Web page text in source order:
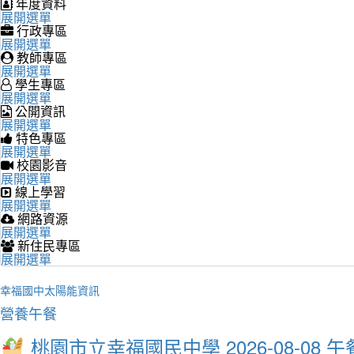
展開選單
行政專區
展開選單
教師專區
展開選單
學生專區
展開選單
公開資訊
展開選單
特色專區
展開選單
校園影音
展開選單
線上學習
展開選單
網路資源
展開選單
新住民專區
展開選單
幸福國中太陽能資訊
營養午餐
桃園市立幸福國民中學 2026-08-08 午